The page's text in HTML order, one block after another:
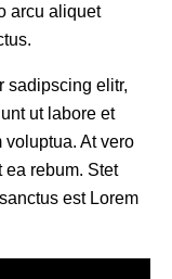
arcu aliquet
sadipscing elitr,
ut labore et
At vero
ea rebum. Stet
est Lorem